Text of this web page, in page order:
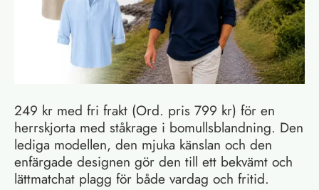
249 kr med fri frakt (Ord. pris 799 kr) för en
herrskjorta med ståkrage i bomullsblandning. Den
lediga modellen, den mjuka känslan och den
enfärgade designen gör den till ett bekvämt och
lättmatchat plagg för både vardag och fritid.